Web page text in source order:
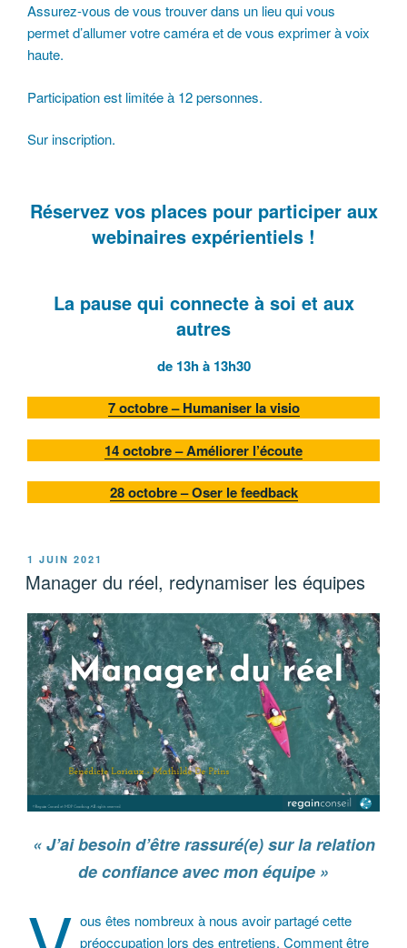
Assurez-vous de vous trouver dans un lieu qui vous
permet d’allumer votre caméra et de vous exprimer à voix
haute.
Participation est limitée à 12 personnes.
Sur inscription.
Réservez vos places pour participer aux
webinaires expérientiels !
La pause qui connecte à soi et aux
autres
de 13h à 13h30
7octobre – Humaniser la visio
14 octobre – Améliorer l’écoute
28 octobre – Oser le feedback
PUBLIÉ
LE
1 JUIN 2021
Manager du réel, redynamiser les équipes
« J’ai besoin d’être rassuré(e) sur la relation
de confiance avec mon équipe »
ous êtes nombreux à nous avoir partagé cette
préoccupation lors des entretiens. Comment être